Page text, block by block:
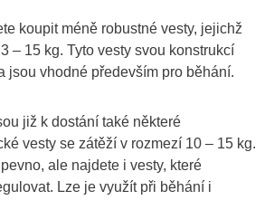
koupit méně robustné vesty, jejichž
– 15 kg. Tyto vesty svou konstrukcí
jsou vhodné především pro běhání.
již k dostání také některé
vesty se zátěží v rozmezí 10 – 15 kg.
ale najdete i vesty, které
Lze je využít při běhání i